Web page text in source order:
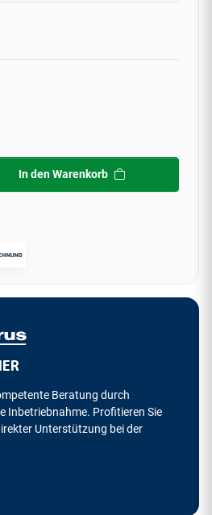
In den Warenkorb
Beratung durch
Inbetriebnahme. Profitieren Sie
Unterstützung bei der